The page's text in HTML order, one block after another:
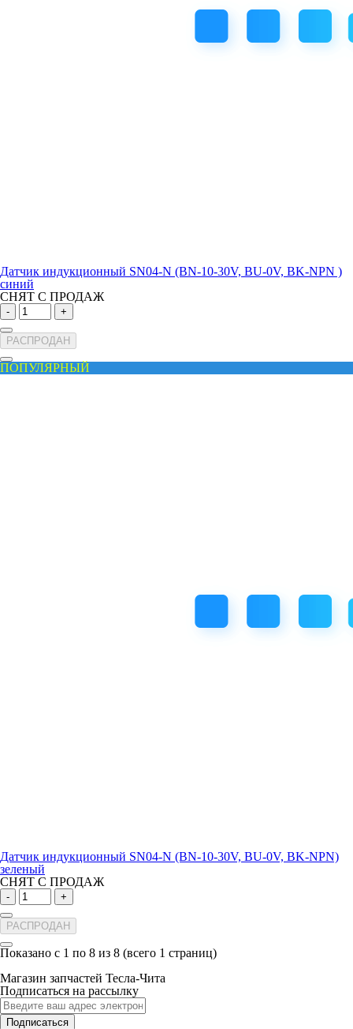
Датчик индукционный SN04-N (BN-10-30V, BU-0V, BK-NPN )
синий
СНЯТ С ПРОДАЖ
- +
РАСПРОДАН
ПОПУЛЯРНЫЙ
Датчик индукционный SN04-N (BN-10-30V, BU-0V, BK-NPN)
зеленый
СНЯТ С ПРОДАЖ
- +
РАСПРОДАН
Показано с 1 по 8 из 8 (всего 1 страниц)
Магазин запчастей Тесла-Чита
Подписаться на рассылку
Подписаться